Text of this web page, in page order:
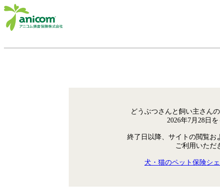
どうぶつさんと飼い主さん
2026年7月28日
終了日以降、サイトの閲覧お
ご利用いただ
犬・猫のペット保険シ